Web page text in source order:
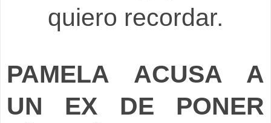
quiero recordar.
PAMELA ACUSA A
UN EX DE PONER